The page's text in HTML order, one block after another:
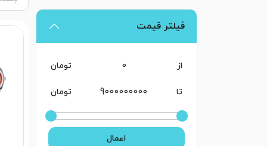
فیلتر قیمت
از تومان
تا تومان
اعمال